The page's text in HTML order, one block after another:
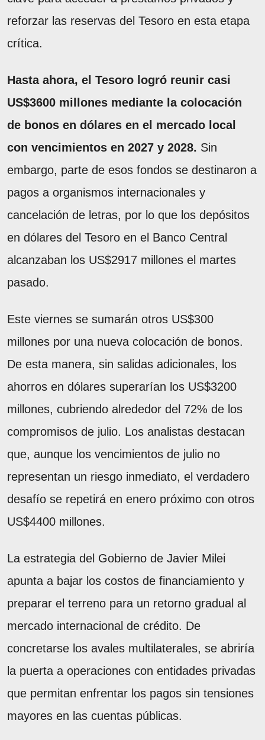
reforzar las reservas del Tesoro en esta etapa
crítica.
Hasta ahora, el Tesoro logró reunir casi
US$3600 millones mediante la colocación
de bonos en dólares en el mercado local
con vencimientos en 2027 y 2028. Sin
embargo, parte de esos fondos se destinaron a
pagos a organismos internacionales y
cancelación de letras, por lo que los depósitos
en dólares del Tesoro en el Banco Central
alcanzaban los US$2917 millones el martes
pasado.
Este viernes se sumarán otros US$300
millones por una nueva colocación de bonos.
De esta manera, sin salidas adicionales, los
ahorros en dólares superarían los US$3200
millones, cubriendo alrededor del 72% de los
compromisos de julio. Los analistas destacan
que, aunque los vencimientos de julio no
representan un riesgo inmediato, el verdadero
desafío se repetirá en enero próximo con otros
US$4400 millones.
La estrategia del Gobierno de Javier Milei
apunta a bajar los costos de financiamiento y
preparar el terreno para un retorno gradual al
mercado internacional de crédito. De
concretarse los avales multilaterales, se abriría
la puerta a operaciones con entidades privadas
que permitan enfrentar los pagos sin tensiones
mayores en las cuentas públicas.